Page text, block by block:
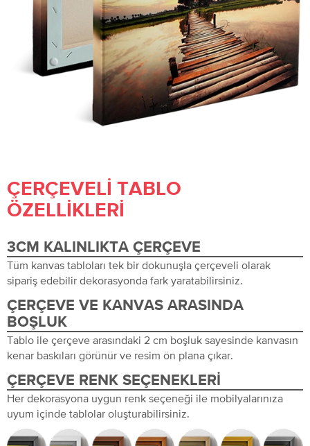
ÇERÇEVELI TABLO
ÖZELLIKLERI
3CM KALINLIKTA ÇERÇEVE
Tüm kanvas tabloları tek bir dokunuşla çerçeveli olarak
sipariş edebilir dekorasyonda fark yaratabilirsiniz.
ÇERÇEVE VE KANVAS ARASINDA
BOŞLUK
Tablo ile çerçeve arasındaki 2 cm boşluk sayesinde kanvasın
kenar baskıları görünür ve resim ön plana çıkar.
ÇERÇEVE RENK SEÇENEKLERI
Her dekorasyona uygun renk seçeneği ile mobilyalarınıza
uyum içinde tablolar oluşturabilirsiniz.